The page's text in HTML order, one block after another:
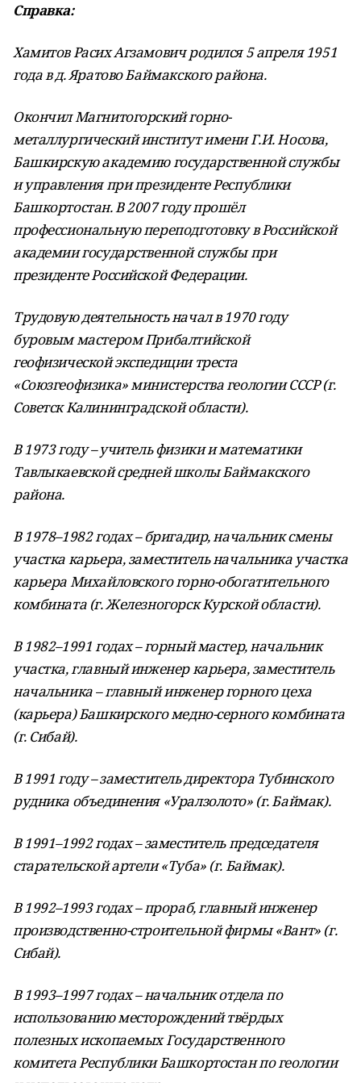
Справка:
Хамитов Расих Агзамович родился 5 апреля 1951
года в д. Яратово Баймакского района.
ОкончилМагнитогорский горно-
металлургический институт имени Г.И. Носова,
Башкирскую академию государственной службы
и управления при президенте Республики
Башкортостан. В 2007 году прошёл
профессиональную переподготовку вРоссийской
академии государственной службы при
президенте Российской Федерации.
Трудовую деятельность начал в 1970 году
буровым мастером Прибалтийской
геофизической экспедиции треста
«Союзгеофизика» министерства геологии СССР (г.
Советск Калининградской области).
В 1973 году – учитель физики и математики
Тавлыкаевской средней школы Баймакского
района.
В 1978–1982 годах – бригадир, начальник смены
участка карьера, заместитель начальника участка
карьера Михайловского горно-обогатительного
комбината (г. Железногорск Курской области).
В 1982–1991 годах – горный мастер, начальник
участка, главный инженер карьера, заместитель
начальника – главный инженер горного цеха
(карьера) Башкирского медно-серного комбината
(г. Сибай).
В 1991 году – заместитель директора Тубинского
рудника объединения «Уралзолото» (г. Баймак).
В 1991–1992 годах – заместитель председателя
старательской артели «Туба» (г. Баймак).
В 1992–1993 годах – прораб, главный инженер
производственно-строительной фирмы «Вант» (г.
Сибай).
В 1993–1997 годах – начальник отдела по
использованию месторождений твёрдых
полезных ископаемых Государственного
комитета Республики Башкортостан по геологии